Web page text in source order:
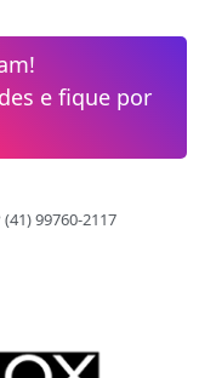
e fique por
(41) 99760-2117